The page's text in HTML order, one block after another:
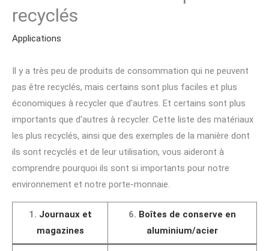
recyclés
Applications
Il y a très peu de produits de consommation qui ne peuvent
pas être recyclés, mais certains sont plus faciles et plus
économiques à recycler que d'autres. Et certains sont plus
importants que d'autres à recycler. Cette liste des matériaux
les plus recyclés, ainsi que des exemples de la manière dont
ils sont recyclés et de leur utilisation, vous aideront à
comprendre pourquoi ils sont si importants pour notre
environnement et notre porte-monnaie.
1. Journaux et
magazines
6. Boîtes de conserve en
aluminium/acier